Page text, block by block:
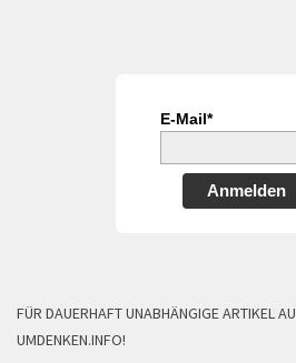
E-Mail*
Anmelden
FÜR DAUERHAFT UNABHÄNGIGE ARTIKEL
UMDENKEN.INFO!